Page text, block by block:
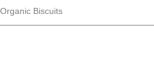
Biscuits